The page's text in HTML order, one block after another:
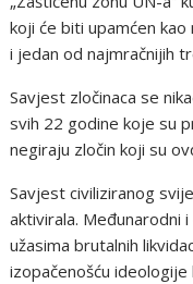
koji će biti upamćen
i jedan od najmračnijih
Savjest zločinaca se
svih 22 godine koje su
negiraju zločin koji su
Savjest civiliziranog
aktivirala. Međunarodni
užasima brutalnih
izopačenošću